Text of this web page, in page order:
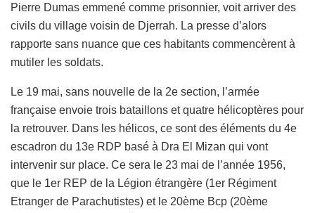
Pierre Dumas emmené comme prisonnier, voit arriver des
civils du village voisin de Djerrah. La presse d’alors
rapporte sans nuance que ces habitants commencèrent à
mutiler les soldats.
Le 19 mai, sans nouvelle de la 2e section, l’armée
française envoie trois bataillons et quatre hélicoptères pour
la retrouver. Dans les hélicos, ce sont des éléments du 4e
escadron du 13e RDP basé à Dra El Mizan qui vont
intervenir sur place. Ce sera le 23 mai de l’année 1956,
que le 1er REP de la Légion étrangère (1er Régiment
Etranger de Parachutistes) et le 20ème Bcp (20ème